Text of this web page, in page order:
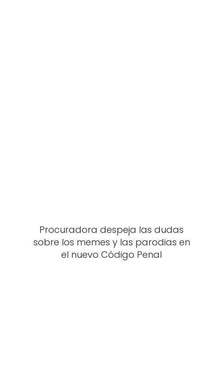
Procuradora despeja las dudas
sobre los memes y las parodias en
el nuevo Código Penal